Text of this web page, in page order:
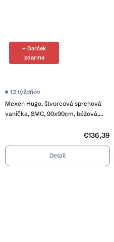
+ Darček
zdarma
Mexen Hugo, štvorcová sprchová
vanička, SMC, 90x90cm, béžová,
12 týždňov
€136,39
Detail